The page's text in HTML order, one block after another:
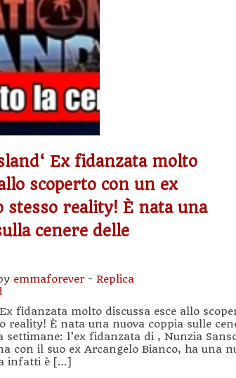
Ex fidanzata molto
scoperto con un ex
stesso reality! È nata una
cenere delle
emmaforever- Replica
fidanzata molto discussa esce allo
reality! È nata una nuova coppia sulle
settimane: l’ex fidanzata di , Nunzia
con il suo ex Arcangelo Bianco, ha una
infatti è […]